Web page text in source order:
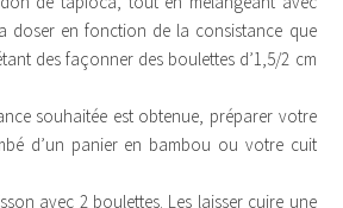
doser en fonction de la consistance que
des façonner des boulettes d’1,5/2 cm
souhaitée est obtenue, préparer votre
d’un panier en bambou ou votre cuit
avec 2 boulettes. Les laisser cuire une